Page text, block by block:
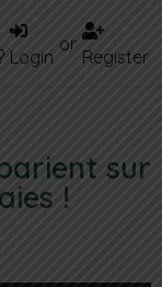
Login
or
Register
sur
!